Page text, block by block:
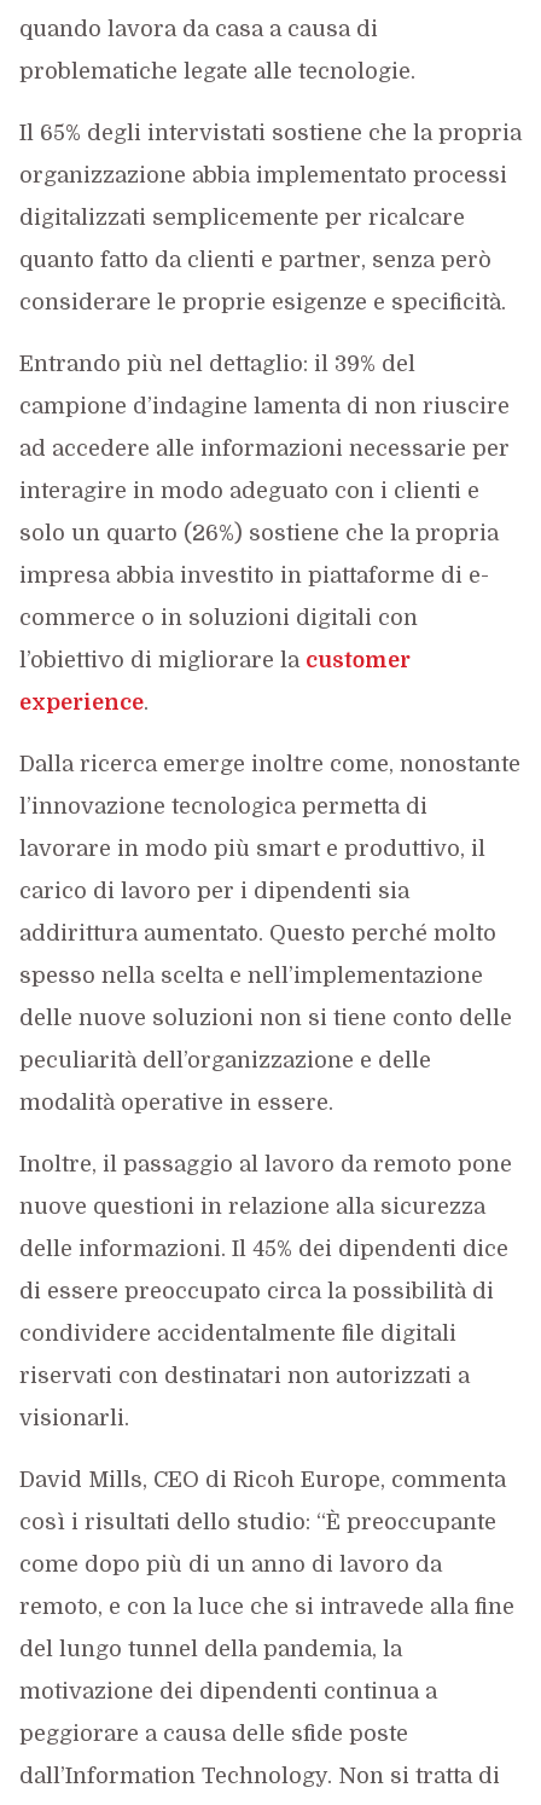
quando lavora da casa a causa di
problematiche legate alle tecnologie.
Il 65% degli intervistati sostiene che la propria
organizzazione abbia implementato processi
digitalizzati semplicemente per ricalcare
quanto fatto da clienti e partner, senza però
considerare le proprie esigenze e specificità.
Entrando più nel dettaglio: il 39% del
campione d’indagine lamenta di non riuscire
ad accedere alle informazioni necessarie per
interagire in modo adeguato con i clienti e
solo un quarto (26%) sostiene che la propria
impresa abbia investito in piattaforme di e-
commerce o in soluzioni digitali con
l’obiettivo di migliorare la customer
experience.
Dalla ricerca emerge inoltre come, nonostante
l’innovazione tecnologica permetta di
lavorare in modo più smart e produttivo, il
carico di lavoro per i dipendenti sia
addirittura aumentato. Questo perché molto
spesso nella scelta e nell’implementazione
delle nuove soluzioni non si tiene conto delle
peculiarità dell’organizzazione e delle
modalità operative in essere.
Inoltre, il passaggio al lavoro da remoto pone
nuove questioni in relazione alla sicurezza
delle informazioni. Il 45% dei dipendenti dice
di essere preoccupato circa la possibilità di
condividere accidentalmente file digitali
riservati con destinatari non autorizzati a
visionarli.
David Mills, CEO di Ricoh Europe, commenta
così i risultati dello studio: “È preoccupante
come dopo più di un anno di lavoro da
remoto, e con la luce che si intravede alla fine
del lungo tunnel della pandemia, la
motivazione dei dipendenti continua a
peggiorare a causa delle sfide poste
dall’Information Technology. Non si tratta di